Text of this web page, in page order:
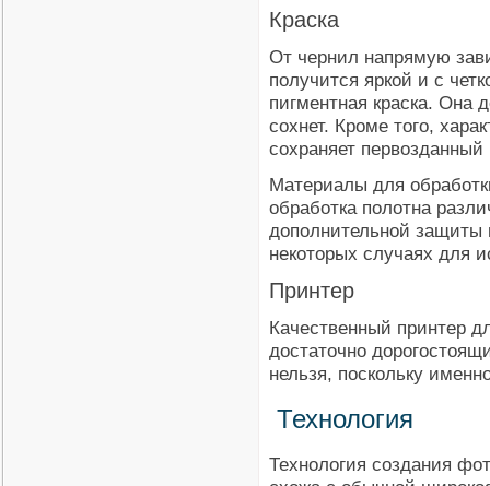
Краска
От чернил напрямую
получится яркой и с
пигментная краска. Она
сохнет. Кроме того,
сохраняет
Материалы для
обработка полотна
дополнительной защиты
некоторых случаях для
Принтер
Качественный принтер
достаточно
нельзя, поскольку
Технология
Технология создания